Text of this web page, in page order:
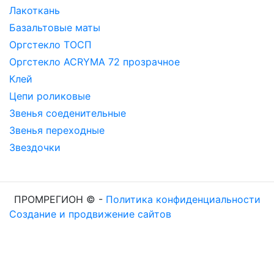
Лакоткань
Базальтовые маты
Оргстекло ТОСП
Оргстекло ACRYMA 72 прозрачное
Клей
Цепи роликовые
Звенья соеденительные
Звенья переходные
Звездочки
ПРОМРЕГИОН © - Политика конфиденциальности
Создание и продвижение сайтов